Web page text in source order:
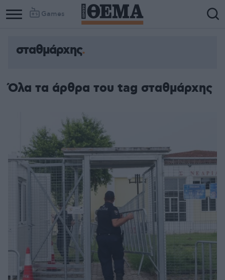
Games
σταθμάρχης
Όλα τα άρθρα του tag σταθμάρχης